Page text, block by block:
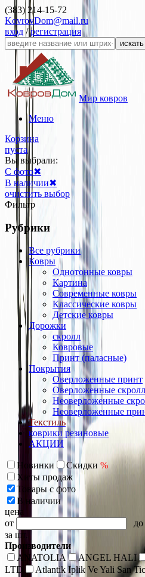
(383) 214-15-72
KovrovDom@mail.ru
вход /регистрация
искать
Мир ковров
Меню
Корзина
пуста
Вы выбрали:
С фото✖
В наличии✖
очистить выбор
Фильтр
Рубрики
Все рубрики
Ковры
Однотонные ковры
Картина
Современные ковры
Классические ковры
Детские ковры
Дорожки
скролл
Ковровые
Принт (паласные)
Покрытия
Оверложенные принт
Оверложенные скролл
Неоверложенные
Неоверложенные
Текстиль
коврики резиновые
АКЦИИ
Новинки Скидки %
Хиты продаж
Товары с фото
В наличии
цена
от
до
за шт.
Производители
ANATOLIA
ANGEL HALI
LTD
Atlantik Iplik Ve Yali San